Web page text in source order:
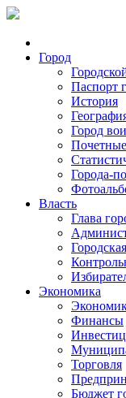
Город
Паспорт
История
Город
Города-
Власть
Глава
Экономика
Финансы
Торговля
Бюджет